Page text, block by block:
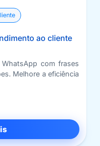
ao cliente
com frases
Melhore a eficiência